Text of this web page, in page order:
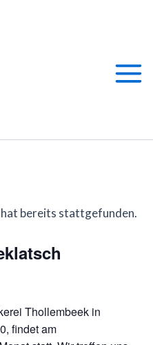
bereits stattgefunden.
Thollembeek in
findet am